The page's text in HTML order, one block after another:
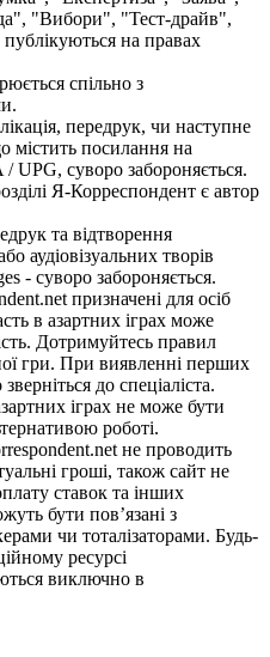
"Вибори", "Тест-драйв",
на правах
спільно з
передрук, чи наступне
містить посилання на
UPG, суворо забороняється.
Я-Корреспондент є автор
та відтворення
аудіовізуальних творів
- суворо забороняється.
призначені для осіб
в азартних іграх може
Дотримуйтесь правил
гри. При виявленні перших
до спеціаліста.
іграх не може бути
роботі.
не проводить
гроші, також сайт не
ставок та інших
бути пов’язані з
чи тоталізаторами. Будь-
ресурсі
виключно в